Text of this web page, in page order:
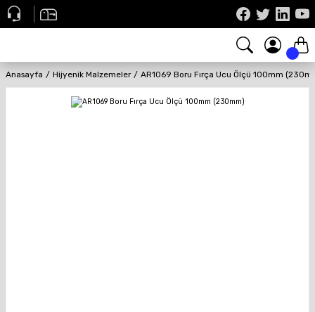
Anasayfa Hijyenik Malzemeler AR1069 Boru Fırça Ucu Ölçü 100mm